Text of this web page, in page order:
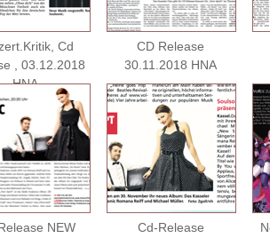
Cd
, 03.12.2018
HNA
CD Release
30.11.2018 HNA
NEW
Cd-Release